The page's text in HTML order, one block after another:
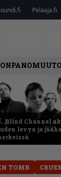
Pelaaja.fi
Blind Channel
levyn ja
TOMB